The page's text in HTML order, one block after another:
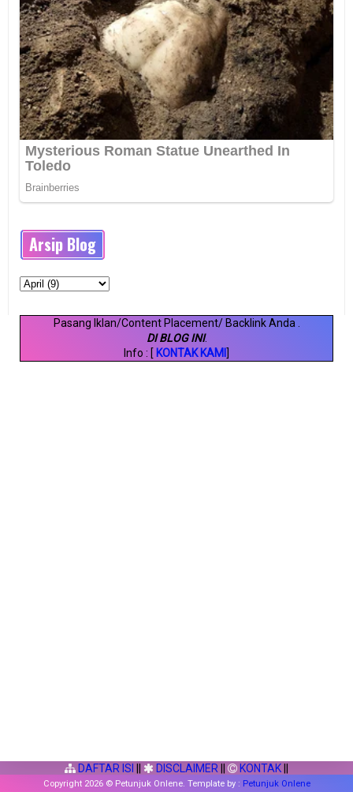
Arsip Blog
Pasang Iklan/Content Placement/ Backlink Anda .
DI BLOG INI.
Info : [ KONTAK KAMI ]
DAFTAR ISI DISCLAIMER KONTAK
Copyright 2026 © Petunjuk Onlene. Template by : Petunjuk Onlene